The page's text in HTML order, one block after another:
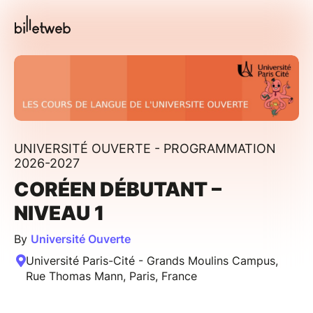
UNIVERSITÉ OUVERTE - PROGRAMMATION
2026-2027
CORÉEN DÉBUTANT –
NIVEAU 1
By Université Ouverte
Université Paris-Cité - Grands Moulins Campus,
Rue Thomas Mann, Paris, France